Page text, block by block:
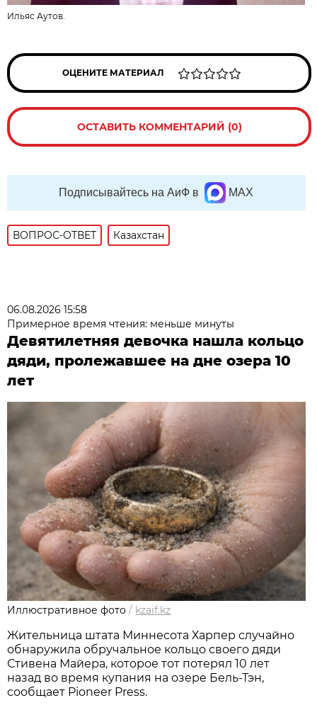
Ильяс Аутов.
ОЦЕНИТЕ МАТЕРИАЛ
ОСТАВИТЬ КОММЕНТАРИЙ (0)
Подписывайтесь на АиФ в MAX
ВОПРОС-ОТВЕТ Казахстан
06.08.2026 15:58
Примерное время чтения: меньше минуты
Девятилетняя девочка нашла кольцо
дяди, пролежавшее на дне озера 10
лет
Иллюстративное фото / kzaif.kz
Жительница штата Миннесота Харпер случайно
обнаружила обручальное кольцо своего дяди
Стивена Майера, которое тот потерял 10 лет
назад во время купания на озере Бель-Тэн,
сообщает Pioneer Press.